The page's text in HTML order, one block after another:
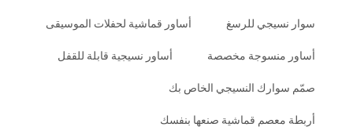
سوار نسيجي للرسغ أساور قماشية لحفلات الموسيقى
أساور منسوجة مخصصة أساور نسيجية قابلة للقفل
صمّم سوارك النسيجي الخاص بك
أربطة معصم قماشية صنعها بنفسك